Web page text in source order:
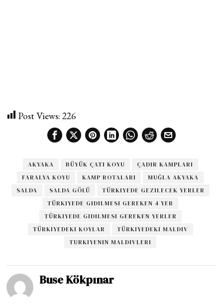
Post Views: 226
AKYAKA BÜYÜK ÇATI KOYU
ÇADIR KAMPLARI
FARALYA KOYU
KAMP ROTALARI
MUĞLA AKYAKA
SALDA
SALDA GÖLÜ
TÜRKIYEDE GEZILECEK YERLER
TÜRKIYEDE GIDILMESI GEREKEN 4 YER
TÜRKIYEDE GIDILMESI GEREKEN YERLER
TÜRKIYEDEKI KOYLAR
TÜRKIYEDEKI MALDIV
TURKIYENIN MALDIVLERI
Buse Kökpınar